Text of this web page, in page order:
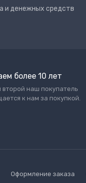
и денежных средств
более 10 лет
наш покупатель
к нам за покупкой.
Оформление заказа